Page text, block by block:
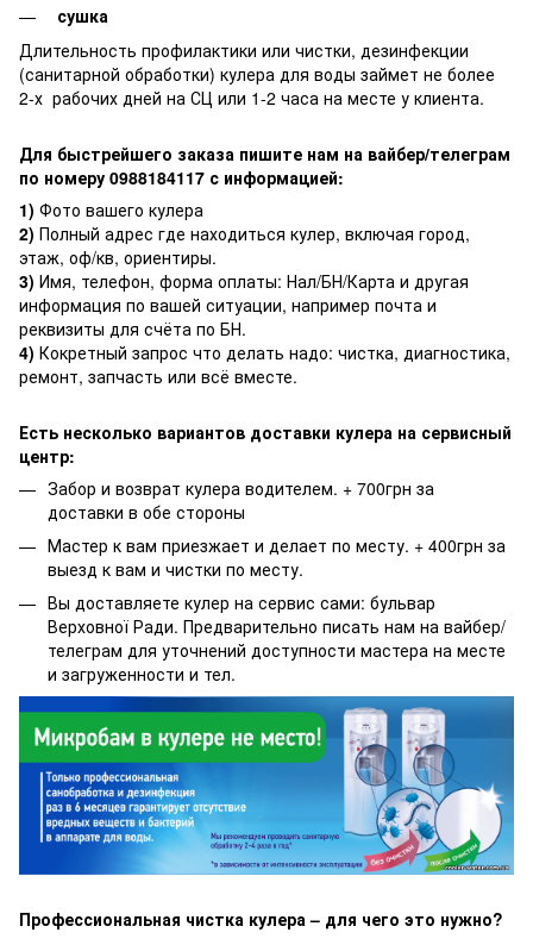
сушка
Длительность профилактики или чистки, дезинфекции
(санитарной обработки) кулера для воды займет не более
2-х рабочих дней на СЦ или 1-2 часа на месте у клиента.
Для быстрейшего заказа пишите нам на вайбер/телеграм
по номеру 0988184117 с информацией:
1) Фото вашего кулера
2) Полный адрес где находиться кулер, включая город,
этаж, оф/кв, ориентиры.
3) Имя, телефон, форма оплаты: Нал/БН/Карта и другая
информация по вашей ситуации, например почта и
реквизиты для счёта по БН.
4) Кокретный запрос что делать надо: чистка, диагностика,
ремонт, запчасть или всё вместе.
Есть несколько вариантов доставки кулера на сервисный
центр:
Забор и возврат кулера водителем. + 700грн за
доставки в обе стороны
Мастер к вам приезжает и делает по месту. + 400грн за
выезд к вам и чистки по месту.
Вы доставляете кулер на сервис сами: бульвар
Верховної Ради. Предварительно писать нам на вайбер/
телеграм для уточнений доступности мастера на месте
и загруженности и тел.
Профессиональная чистка кулера – для чего это нужно?